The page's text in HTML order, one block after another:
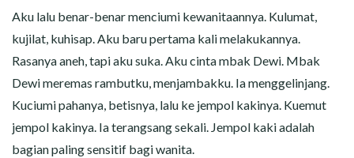
Aku lalu benar-benar menciumi kewanitaannya. Kulumat,
kujilat, kuhisap. Aku baru pertama kali melakukannya.
Rasanya aneh, tapi aku suka. Aku cinta mbak Dewi. Mbak
Dewi meremas rambutku, menjambakku. Ia menggelinjang.
Kuciumi pahanya, betisnya, lalu ke jempol kakinya. Kuemut
jempol kakinya. Ia terangsang sekali. Jempol kaki adalah
bagian paling sensitif bagi wanita.